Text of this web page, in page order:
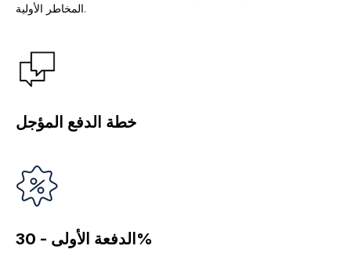
المخاطر الأولية.
خطة الدفع المؤجل
الدفعة الأولى - 30%